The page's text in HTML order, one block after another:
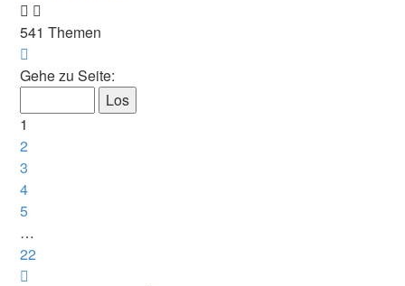
541 Themen
1
22
Gehe zu Seite:
1
2
3
4
5
…
22